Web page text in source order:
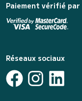
Paiement vérifié par
Réseaux sociaux